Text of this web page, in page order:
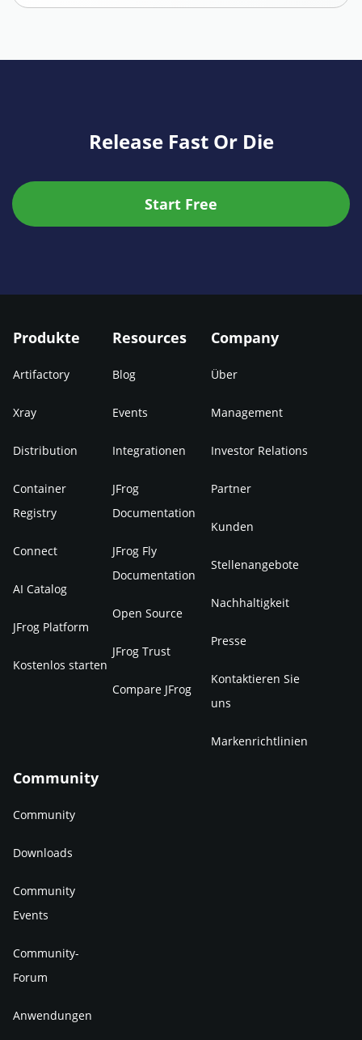
Release Fast Or Die
Start Free
Produkte
Artifactory
Xray
Distribution
Container
Registry
Connect
AI Catalog
JFrog Platform
Kostenlos starten
Resources
Blog
Events
Integrationen
JFrog
Documentation
JFrog Fly
Documentation
Open Source
JFrog Trust
Compare JFrog
Company
Über
Management
Investor Relations
Partner
Kunden
Stellenangebote
Nachhaltigkeit
Presse
Kontaktieren Sie
uns
Markenrichtlinien
Community
Community
Downloads
Community
Events
Community-
Forum
Anwendungen